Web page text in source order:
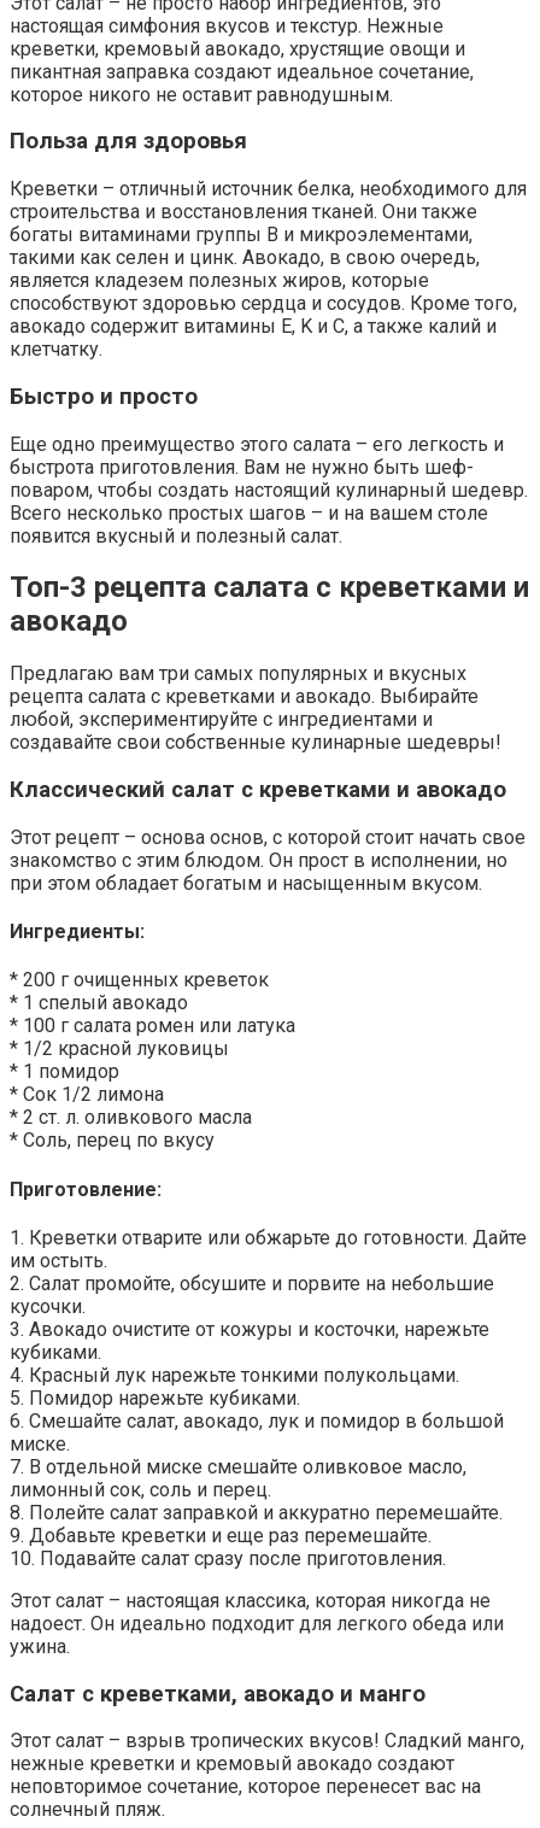
настоящая симфония вкусов и текстур. Нежные
креветки, кремовый авокадо, хрустящие овощи и
пикантная заправка создают идеальное сочетание,
которое никого не оставит равнодушным.
Польза для здоровья
Креветки – отличный источник белка, необходимого для
строительства и восстановления тканей. Они также
богаты витаминами группы B и микроэлементами,
такими как селен и цинк. Авокадо, в свою очередь,
является кладезем полезных жиров, которые
способствуют здоровью сердца и сосудов. Кроме того,
авокадо содержит витамины E, K и C, а также калий и
клетчатку.
Быстро и просто
Еще одно преимущество этого салата – его легкость и
быстрота приготовления. Вам не нужно быть шеф-
поваром, чтобы создать настоящий кулинарный шедевр.
Всего несколько простых шагов – и на вашем столе
появится вкусный и полезный салат.
Топ-3 рецепта салата с креветками и
авокадо
Предлагаю вам три самых популярных и вкусных
рецепта салата с креветками и авокадо. Выбирайте
любой, экспериментируйте с ингредиентами и
создавайте свои собственные кулинарные шедевры!
Классический салат с креветками и авокадо
Этот рецепт – основа основ, с которой стоит начать свое
знакомство с этим блюдом. Он прост в исполнении, но
при этом обладает богатым и насыщенным вкусом.
Ингредиенты:
* 200 г очищенных креветок
* 1 спелый авокадо
* 100 г салата ромен или латука
* 1/2 красной луковицы
* 1 помидор
* Сок 1/2 лимона
* 2 ст. л. оливкового масла
* Соль, перец по вкусу
Приготовление:
1. Креветки отварите или обжарьте до готовности. Дайте
им остыть.
2. Салат промойте, обсушите и порвите на небольшие
кусочки.
3. Авокадо очистите от кожуры и косточки, нарежьте
кубиками.
4. Красный лук нарежьте тонкими полукольцами.
5. Помидор нарежьте кубиками.
6. Смешайте салат, авокадо, лук и помидор в большой
миске.
7. В отдельной миске смешайте оливковое масло,
лимонный сок, соль и перец.
8. Полейте салат заправкой и аккуратно перемешайте.
9. Добавьте креветки и еще раз перемешайте.
10. Подавайте салат сразу после приготовления.
Этот салат – настоящая классика, которая никогда не
надоест. Он идеально подходит для легкого обеда или
ужина.
Салат с креветками, авокадо и манго
Этот салат – взрыв тропических вкусов! Сладкий манго,
нежные креветки и кремовый авокадо создают
неповторимое сочетание, которое перенесет вас на
солнечный пляж.